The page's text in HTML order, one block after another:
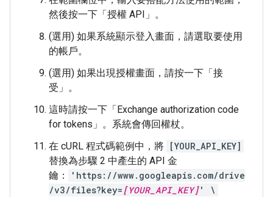
然後按一下「授權 API」 。
(選用) 如果系統顯示登入畫面，請選取要使用
的帳戶。
(選用) 如果出現授權畫面，請按一下「接
受」 。
這時請按一下「Exchange authorization code
for tokens」。 系統會傳回權杖。
在 cURL 程式碼範例中，將
[YOUR_API_KEY]
替換為步驟 2 中產生的 API 金
鑰：
'https://www.googleapis.com/drive
/v3/files?key= [YOUR_API_KEY]' \